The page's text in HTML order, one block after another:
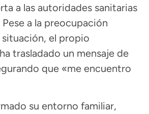
a las autoridades sanitarias
a la preocupación
el propio
trasladado un mensaje de
que «me encuentro
su entorno familiar,